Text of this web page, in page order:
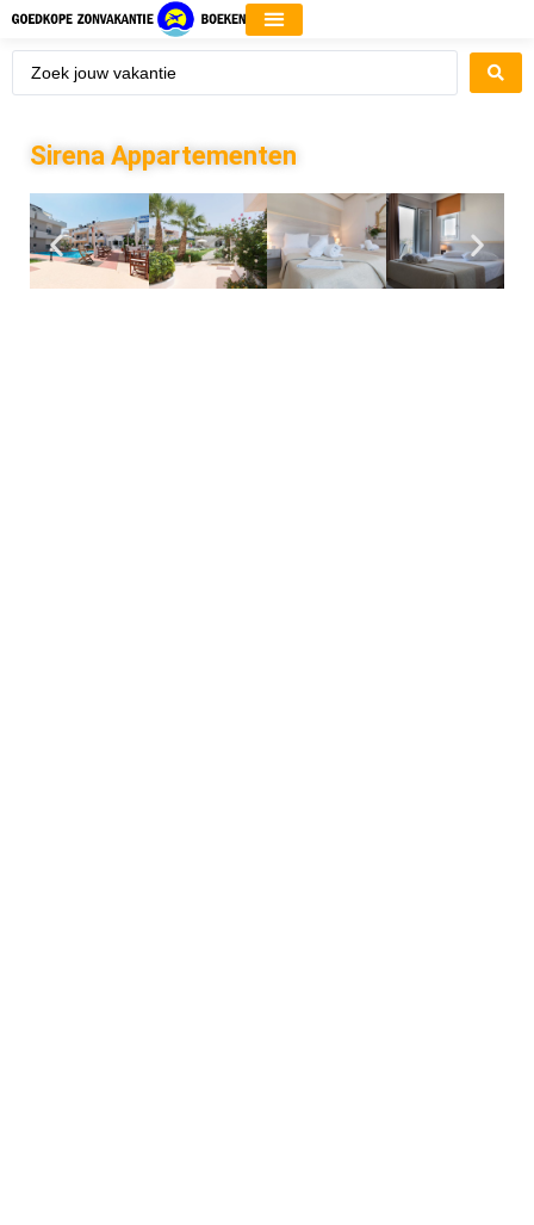
Sirena Appartementen